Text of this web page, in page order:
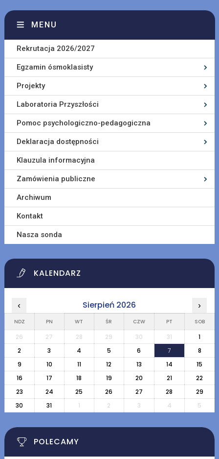
MENU
Rekrutacja 2026/2027
Egzamin ósmoklasisty
Projekty
Laboratoria Przyszłości
Pomoc psychologiczno-pedagogiczna
Deklaracja dostępności
Klauzula informacyjna
Zamówienia publiczne
Archiwum
Kontakt
Nasza sonda
KALENDARZ
‹ Sierpień 2026 ›
NDZ PN WT ŚR CZW PT SOB
26 27 28 29 30 31
1
2
3 4 5 6 7
8
9
10 11 12 13 14
15
16
17 18 19 20 21
22
23
24 25 26 27 28
29
30
31 1 2 3 4 5
POLECAMY